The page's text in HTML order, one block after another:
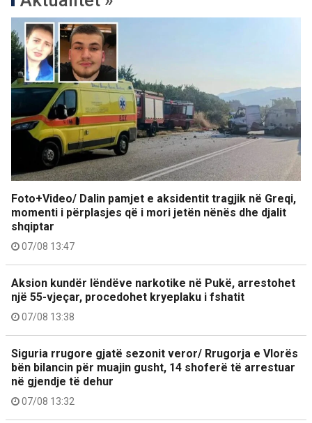
Foto+Video/ Dalin pamjet e aksidentit tragjik në Greqi,
momenti i përplasjes që i mori jetën nënës dhe djalit
shqiptar
07/08 13:47
Aksion kundër lëndëve narkotike në Pukë, arrestohet
një 55-vjeçar, procedohet kryeplaku i fshatit
07/08 13:38
Siguria rrugore gjatë sezonit veror/ Rrugorja e Vlorës
bën bilancin për muajin gusht, 14 shoferë të arrestuar
në gjendje të dehur
07/08 13:32